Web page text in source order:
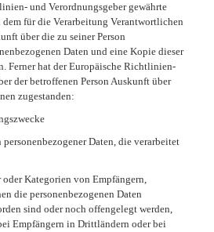
und Verordnungsgeber gewährte
für die Verarbeitung Verantwortlichen
über die zu seiner Person
Daten und eine Kopie dieser
Ferner hat der Europäische Richtlinien-
der betroffenen Person Auskunft über
zugestanden:
Daten, die verarbeitet
oder Kategorien von Empfängern,
die personenbezogenen Daten
sind oder noch offengelegt werden,
Empfängern in Drittländern oder bei